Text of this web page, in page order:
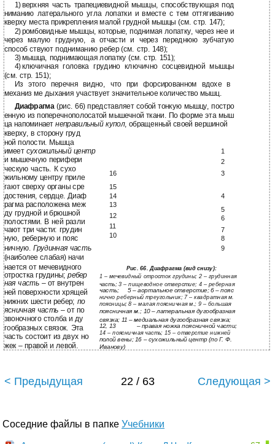
1)верхняя часть трапециевидной мышцы, способствующая под
ниманию латерального угла лопатки и вместе с тем оттягиванию
кверху места прикрепления малой грудной мышцы (см. стр. 147);
2)ромбовидные мышцы, которые, поднимая лопатку, через нее и
через малую грудную, а отчасти и через переднюю зубчатую
способ ствуют подниманию ребер (см. стр. 148);
3)мышца, поднимающая лопатку (см. стр. 151);
4)ключичная головка грудино ключично сосцевидной мышцы
(см. стр. 151);
Из этого перечня видно, что при форсированном вдохе в
механиз ме дыхания участвует значительное количество мышц.
Диафрагма(рис. 66) представляет собой тонкую мышцу, постро
енную из поперечнополосатой мышечной ткани. По форме эта мыш
ца напоминаетнеправильный купол, обращенный своей вершиной
кверху, в сторону груд
ной полости. Мышца
имеет сухожильный центр 1
и мышечную перифери 2
ческую часть. К сухо
16 3
жильному центру приле
гают сверху органы сре
15
достения, сердце. Диаф 14 4
рагма расположена меж 13
5
ду грудной и брюшной 12 6
полостями. В ней разли
11 7
чают три части: грудин
10
ную, реберную и пояс 8
ничную.Грудинная часть 9
(наиболее слабая) начи
нается от мечевидного
Рис. 66. Диафрагма (вид снизу):
отростка грудины;ребер 1 – мечевидный отросток грудины; 2 – грудинная
ная часть – от внутрен часть; 3 – пищеводное отверстие; 4 – реберная
ней поверхности хрящей часть; 5 – аортальное отверстие; 6 – пояс
нично реберный треугольник; 7 – квадратная м.
нижних шести ребер; по поясницы; 8 – малая поясничная м.; 9 – большая
ясничная часть– от по поясничная м.; 10 – латеральная дугообразная
звоночного столба и ду связка; 11 – медиальная дугообразная связка;
гообразных связок. Эта 12, 13 – правая ножка поясничной части;
14 – поясничная часть; 15 – отверстие нижней
часть состоит из двух но полой вены; 16 – сухожильный центр (по Г. Ф.
жек – правой и левой. Иванову)
< Предыдущая 22 / 63 Следующая >
Соседние файлы в папке Учебники